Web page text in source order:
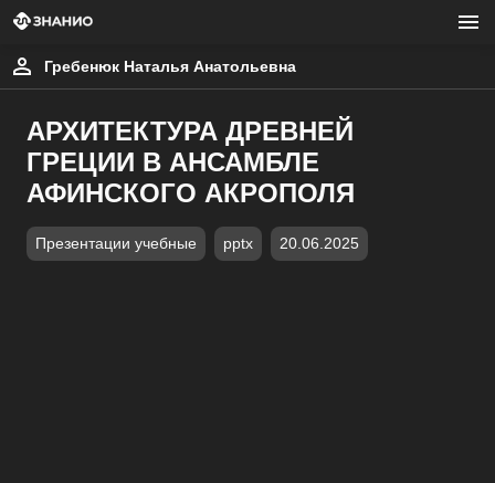
Гребенюк Наталья Анатольевна
АРХИТЕКТУРА ДРЕВНЕЙ
ГРЕЦИИ В АНСАМБЛЕ
АФИНСКОГО АКРОПОЛЯ
Презентации учебные pptx 20.06.2025